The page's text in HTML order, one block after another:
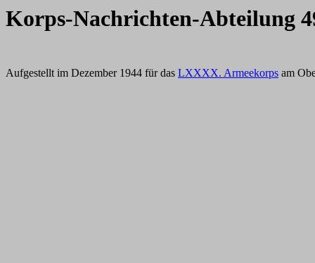
Korps-Nachrichten-Abteilung 4
Aufgestellt im Dezember 1944 für das LXXXX. Armeekorps am